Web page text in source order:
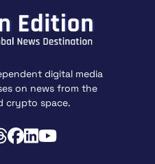
digital media
on news from the
crypto space.